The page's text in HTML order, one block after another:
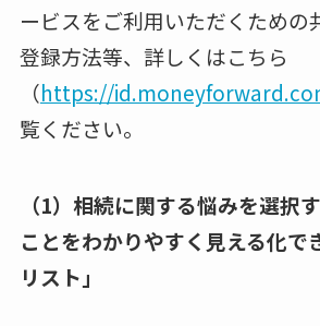
ービスをご利用いただくための
登録方法等、詳しくはこちら
（https://
覧ください。
（1）相続に関する悩みを選択
ことをわかりやすく見える化で
リスト」